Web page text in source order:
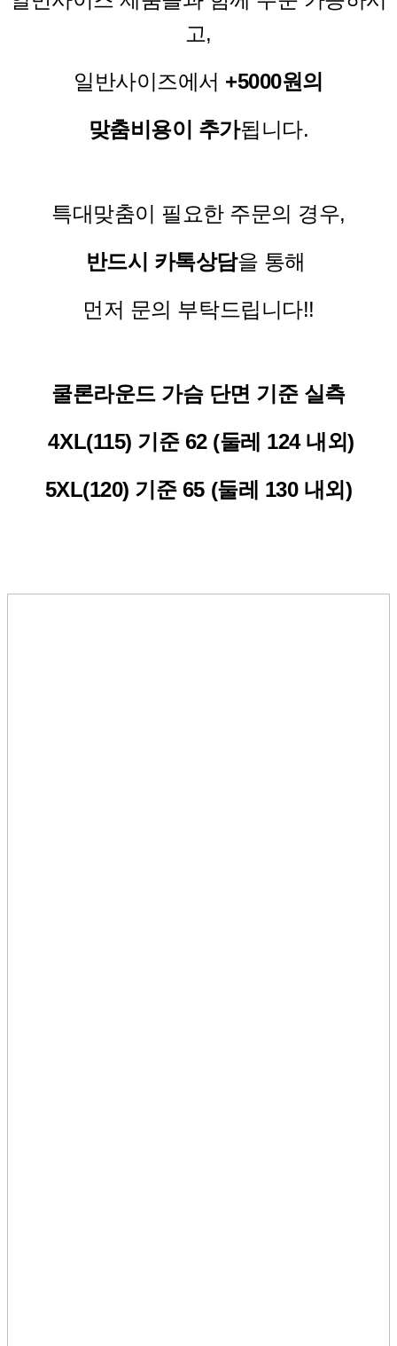
고,
일반사이즈에서 +5000원의
맞춤비용이 추가됩니다.
특대맞춤이 필요한 주문의 경우,
반드시 카톡상담을 통해
먼저 문의 부탁드립니다!!
쿨론라운드 가슴 단면 기준 실측
4XL(115) 기준 62 (둘레 124 내외)
5XL(120) 기준 65 (둘레 130 내외)